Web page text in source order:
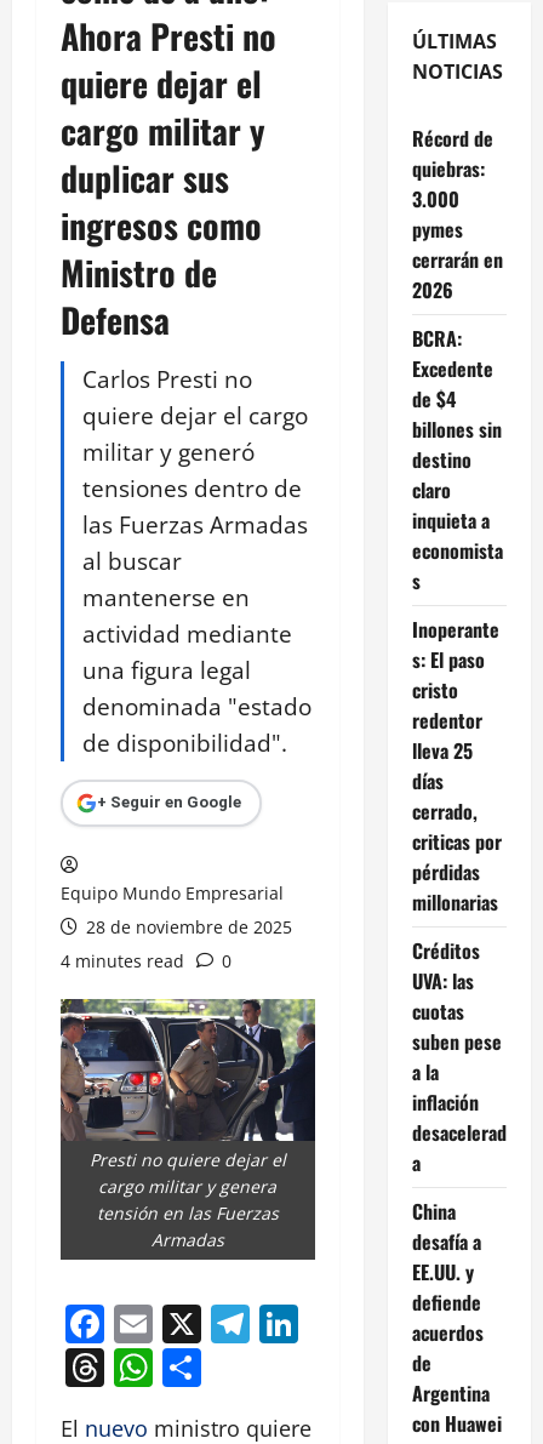
Ahora Presti no
quiere dejar el
cargo militar y
duplicar sus
ingresos como
Ministro de
Defensa
Carlos Presti no
quiere dejar el cargo
militar y generó
tensiones dentro de
las Fuerzas Armadas
al buscar
mantenerse en
actividad mediante
una figura legal
denominada "estado
de disponibilidad".
+ Seguir en Google
Equipo Mundo Empresarial
28 de noviembre de 2025
4 minutes read
0
Presti no quiere dejar el
cargo militar y genera
tensión en las Fuerzas
Armadas
Facebook
Email
X Telegram
LinkedIn
Threads
WhatsApp
El nuevo ministro quiere
ÚLTIMAS
NOTICIAS
Récord de
quiebras:
3.000
pymes
cerrarán en
2026
BCRA:
Excedente
de $4
billones sin
destino
claro
inquieta a
economista
s
Inoperante
s: El paso
cristo
redentor
lleva 25
días
cerrado,
criticas por
pérdidas
millonarias
Créditos
UVA: las
cuotas
suben pese
a la
inflación
desacelerad
a
China
desafía a
EE.UU. y
defiende
acuerdos
de
Argentina
con Huawei